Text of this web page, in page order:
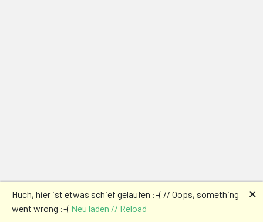
Huch, hier ist etwas schief gelaufen :-( // Oops, something
went wrong :-( Neu laden // Reload
🗙